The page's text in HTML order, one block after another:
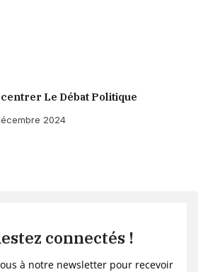
Le Débat Politique
2024
connectés !
à notre newsletter pour recevoir